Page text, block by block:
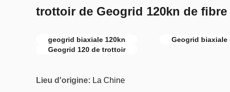
trottoir de Geogrid 120kn de fibre
geogrid biaxiale 120kn
Geogrid biaxiale
Geogrid 120 de trottoir
Lieu d'origine: La Chine